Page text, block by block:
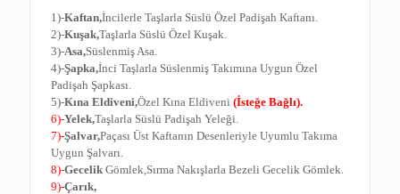
1)-Kaftan,İncilerle Taşlarla Süslü Özel Padişah Kaftanı.
2)-Kuşak,Taşlarla Süslü Özel Kuşak.
3)-Asa,Süslenmiş Asa.
4)-Şapka,İnci Taşlarla Süslenmiş Takımına Uygun Özel
Padişah Şapkası.
5)-Kına Eldiveni,Özel Kına Eldiveni (İsteğe Bağlı).
6)-Yelek,Taşlarla Süslü Padişah Yeleği.
7)-Şalvar,Paçası Üst Kaftanın Desenleriyle Uyumlu Takıma
Uygun Şalvarı.
8)-Gecelik Gömlek,Sırma Nakışlarla Bezeli Gecelik Gömlek.
9)-Çarık,